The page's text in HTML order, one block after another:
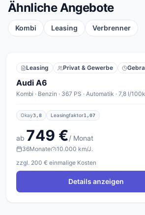
Ähnliche Angebote
Kombi Leasing Verbrenner
Leasing Privat & Gewerbe
Audi A6
Kombi · Benzin · 367 PS · Automatik · 7,8 l/
Okay3,8 Leasingfaktor1,07
ab 749 €/ Monat
36Monate
10.000 km/J.
zzgl. 200 € einmalige Kosten
Details anzeigen